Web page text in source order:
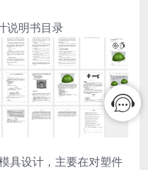
说明书目录
具设计，主要在对塑件